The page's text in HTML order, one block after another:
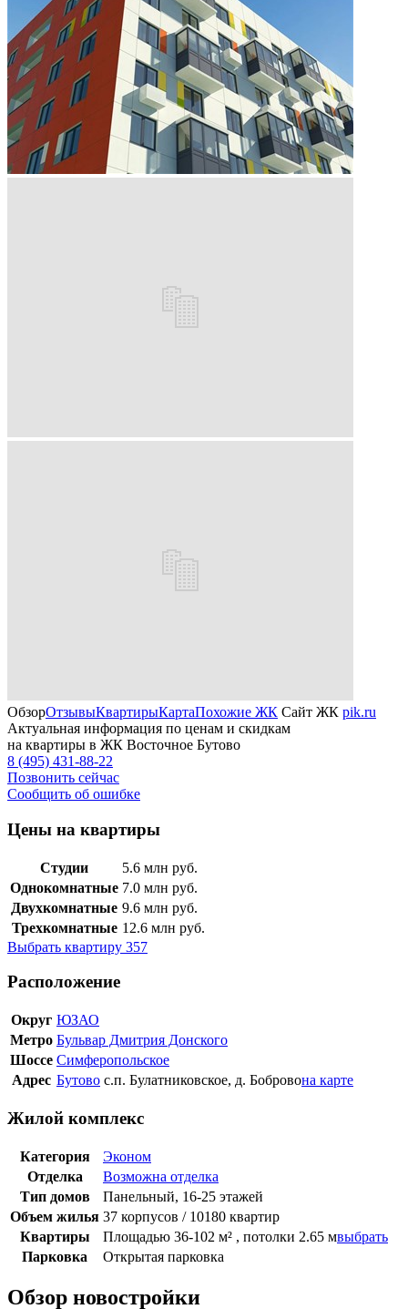
ОбзорОтзывыКвартирыКартаПохожие ЖК Сайт ЖК pik.ru
Актуальная информация по ценам и скидкам
на квартиры в ЖК Восточное Бутово
8 (495) 431-88-22
Позвонить сейчас
Сообщить об ошибке
Цены на квартиры
Студии 5.6 млн руб.
Однокомнатные 7.0 млн руб.
Двухкомнатные 9.6 млн руб.
Трехкомнатные 12.6 млн руб.
Выбрать квартиру 357
Расположение
Округ ЮЗАО
Метро Бульвар Дмитрия Донского
Шоссе Симферопольское
Адрес Бутово с.п. Булатниковское, д. Бобровона карте
Жилой комплекс
Категория
Эконом
Отделка
Возможна отделка
Тип домов
Панельный, 16-25 этажей
Объем жилья 37 корпусов / 10180 квартир
Квартиры
Площадью 36-102 м² , потолки 2.65 мвыбрать
Парковка
Открытая парковка
Обзор новостройки